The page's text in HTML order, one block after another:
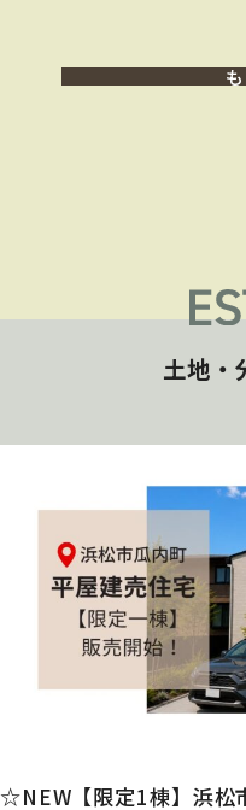
土地・
☆NEW【限定1棟】浜松